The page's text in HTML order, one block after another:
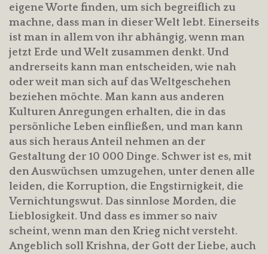
eigene Worte finden, um sich begreiflich zu
machne, dass man in dieser Welt lebt. Einerseits
ist man in allem von ihr abhängig, wenn man
jetzt Erde und Welt zusammen denkt. Und
andrerseits kann man entscheiden, wie nah
oder weit man sich auf das Weltgeschehen
beziehen möchte. Man kann aus anderen
Kulturen Anregungen erhalten, die in das
persönliche Leben einfließen, und man kann
aus sich heraus Anteil nehmen an der
Gestaltung der 10 000 Dinge. Schwer ist es, mit
den Auswüchsen umzugehen, unter denen alle
leiden, die Korruption, die Engstirnigkeit, die
Vernichtungswut. Das sinnlose Morden, die
Lieblosigkeit. Und dass es immer so naiv
scheint, wenn man den Krieg nicht versteht.
Angeblich soll Krishna, der Gott der Liebe, auch